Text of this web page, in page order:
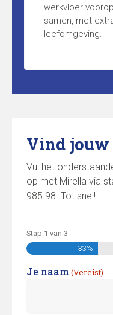
werkvloer
samen, met
leefomgeving.
Vind jouw
Vul het
op met Mirella via
985 98. Tot snel!
Stap 1 van 3
33%
Je naam (Vereist)